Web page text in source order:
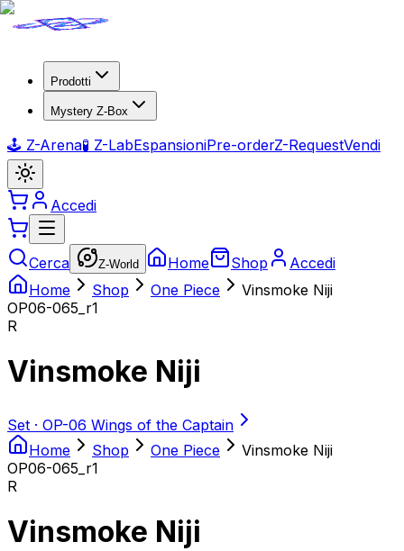
Prodotti
Mystery Z-Box
🕹️ Z-Arena🧪 Z-LabEspansioniPre-orderZ-RequestVendi
Accedi
Cerca Z-World Home Shop
Accedi
Home
Shop One Piece
Vinsmoke Niji
OP06-065_r1
R
Vinsmoke Niji
Set · OP-06 Wings of the Captain
Home
Shop One Piece
Vinsmoke Niji
OP06-065_r1
R
Vinsmoke Niji